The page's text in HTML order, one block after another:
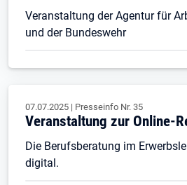
Veranstaltung der Agentur für
und der Bundeswehr
07.07.2025 | Presseinfo Nr. 35
Veranstaltung zur Online-
Die Berufsberatung im
digital.